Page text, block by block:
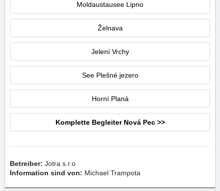
Moldaustausee Lipno
Želnava
Jelení Vrchy
See Plešné jezero
Horní Planá
Komplette Begleiter Nová Pec >>
Betreiber: Jotra s.r.o
Information sind von: Michael Trampota